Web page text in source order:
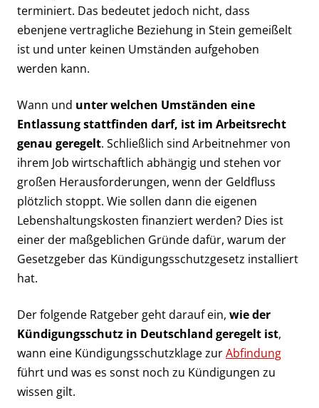
terminiert. Das bedeutet jedoch nicht, dass
ebenjene vertragliche Beziehung in Stein gemeißelt
ist und unter keinen Umständen aufgehoben
werden kann.
Wann und unter welchen Umständen eine
Entlassung stattfinden darf, ist im Arbeitsrecht
genau geregelt. Schließlich sind Arbeitnehmer von
ihrem Job wirtschaftlich abhängig und stehen vor
großen Herausforderungen, wenn der Geldfluss
plötzlich stoppt. Wie sollen dann die eigenen
Lebenshaltungskosten finanziert werden? Dies ist
einer der maßgeblichen Gründe dafür, warum der
Gesetzgeber das Kündigungsschutzgesetz installiert
hat.
Der folgende Ratgeber geht darauf ein, wie der
Kündigungsschutz in Deutschland geregelt ist,
wann eine Kündigungsschutzklage zurAbfindung
führt und was es sonst noch zu Kündigungen zu
wissen gilt.